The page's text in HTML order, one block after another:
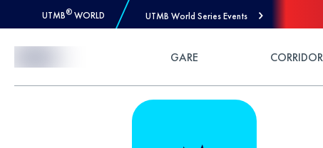
UTMB® WORLD UTMB World Series Events
GARE